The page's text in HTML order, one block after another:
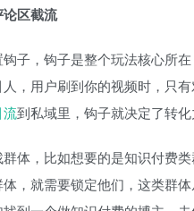
区截流
子，钩子是整个玩法核心所
，用户刷到你的视频时，只有
流到私域里，钩子就决定了转化
体，比如想要的是知识付费
，就需要锁定他们，这类群